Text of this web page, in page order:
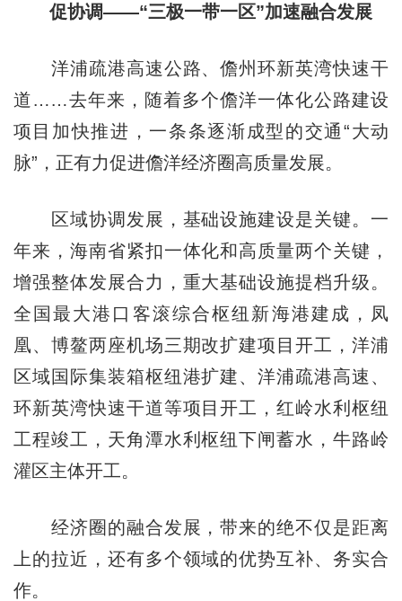
促协调——“三极一带一区”加速融合发展
洋浦疏港高速公路、儋州环新英湾快速干
道……去年来，随着多个儋洋一体化公路建设
项目加快推进，一条条逐渐成型的交通“大动
脉”，正有力促进儋洋经济圈高质量发展。
区域协调发展，基础设施建设是关键。一
年来，海南省紧扣一体化和高质量两个关键，
增强整体发展合力，重大基础设施提档升级。
全国最大港口客滚综合枢纽新海港建成，凤
凰、博鳌两座机场三期改扩建项目开工，洋浦
区域国际集装箱枢纽港扩建、洋浦疏港高速、
环新英湾快速干道等项目开工，红岭水利枢纽
工程竣工，天角潭水利枢纽下闸蓄水，牛路岭
灌区主体开工。
经济圈的融合发展，带来的绝不仅是距离
上的拉近，还有多个领域的优势互补、务实合
作。